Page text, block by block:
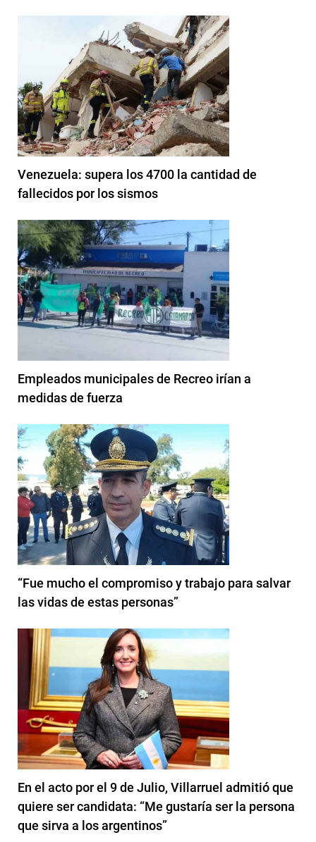
Venezuela: supera los 4700 la cantidad de
fallecidos por los sismos
Empleados municipales de Recreo irían a
medidas de fuerza
“Fue mucho el compromiso y trabajo para salvar
las vidas de estas personas”
En el acto por el 9 de Julio, Villarruel admitió que
quiere ser candidata: “Me gustaría ser la persona
que sirva a los argentinos”